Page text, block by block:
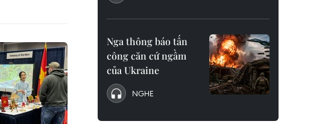
Nga thông báo tấn
công căn cứ ngầm
của Ukraine
NGHE